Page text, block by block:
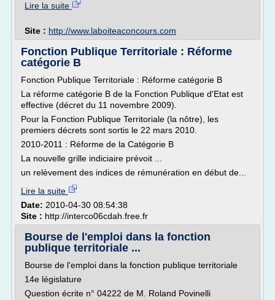
Lire la suite
Site : http://www.laboiteaconcours.com
Fonction Publique Territoriale : Réforme
catégorie B
Fonction Publique Territoriale : Réforme catégorie B
La réforme catégorie B de la Fonction Publique d'Etat est
effective (décret du 11 novembre 2009).
Pour la Fonction Publique Territoriale (la nôtre), les
premiers décrets sont sortis le 22 mars 2010.
2010-2011 : Réforme de la Catégorie B
La nouvelle grille indiciaire prévoit ...
un relèvement des indices de rémunération en début de...
Lire la suite
Date: 2010-04-30 08:54:38
Site : http://interco06cdah.free.fr
Bourse de l'emploi dans la fonction
publique territoriale ...
Bourse de l'emploi dans la fonction publique territoriale
14e législature
Question écrite n° 04222 de M. Roland Povinelli